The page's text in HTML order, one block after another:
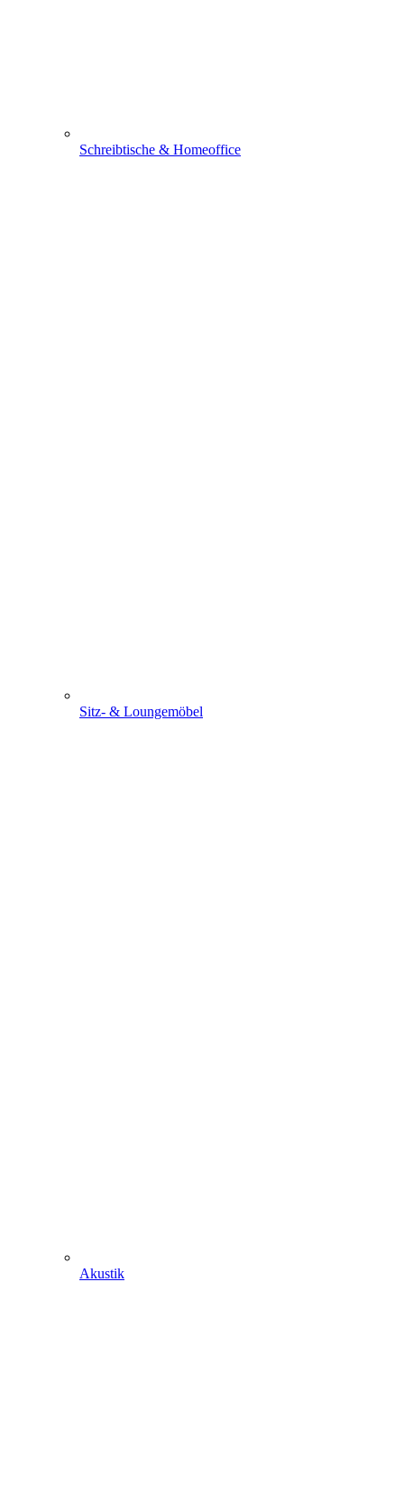
Schreibtische & Homeoffice
Sitz- & Loungemöbel
Akustik